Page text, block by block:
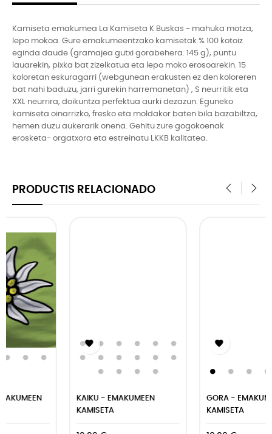
Kamiseta emakumea La Kamiseta K Buskas - mahuka motza,
lepo mokoa. Gure emakumeentzako kamisetak % 100 kotoiz
eginda daude (gramajea gutxi gorabehera. 145 g), puntu
lauarekin, pixka bat zizelkatua eta lepo moko erosoarekin. 15
koloretan eskuragarri (webgunean erakusten ez den koloreren
bat nahi baduzu, jarri gurekin harremanetan) , S neurritik eta
XXL neurrira, doikuntza perfektua aurki dezazun. Eguneko
kamiseta oinarrizko, fresko eta moldakor baten bila bazabiltza,
hemen duzu aukerarik onena. Gehitu zure gogokoenak
erosketa- orgatxora eta estreinatu LKKB kalitatea.
PRODUCTIS RELACIONADO

KAIKU - EMAKUMEEN

GORA - EMAKUMEEN